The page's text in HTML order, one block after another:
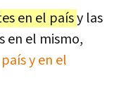
en el paísy las
en el mismo,
y en el